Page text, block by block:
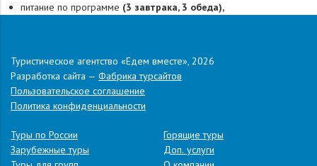
питание по программе (3 завтрака, 3 обеда),
Дополнительно оплачивается: Во 2-й день в
автобусная экскурсия, волшебное путешествие «Огни вечернего
города». Стоимость : 800 р/чел.,
некоторые изменения в программу тура без уменьшения общего
объема и качества услуг: замену гостиниц на равнозначные,
предоставление обедов в ресторанах и кафе по маршруту в
Туристическое агентство «Едем вместе», 2026
Разработка сайта — Фабрика турсайтов
Пользовательское соглашение
Политика конфиденциальности
Туры по России
Зарубежные туры
Горящие туры
Доп. услуги